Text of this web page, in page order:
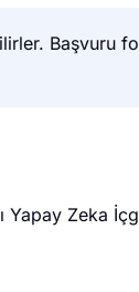
Başvuru
Yapay Zeka